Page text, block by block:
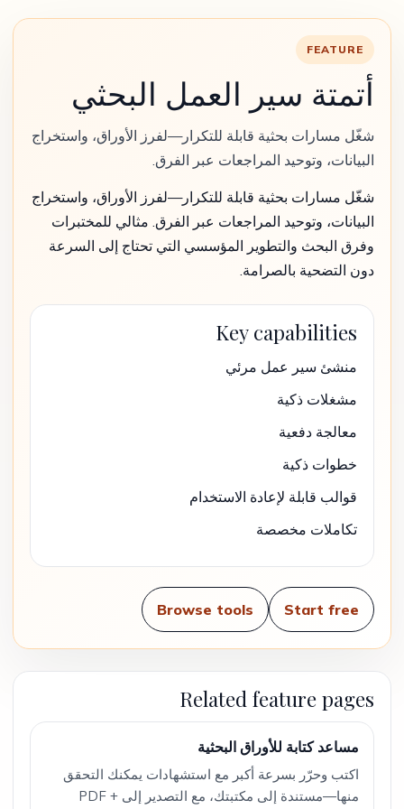
FEATURE
أتمتة سير العمل البحثي
شغّل مسارات بحثية قابلة للتكرار—لفرز الأوراق، واستخراج
البيانات، وتوحيد المراجعات عبر الفرق.
شغّل مسارات بحثية قابلة للتكرار—لفرز الأوراق، واستخراج
البيانات، وتوحيد المراجعات عبر الفرق. مثالي للمختبرات
وفرق البحث والتطوير المؤسسي التي تحتاج إلى السرعة
دون التضحية بالصرامة.
Key capabilities
منشئ سير عمل مرئي
مشغلات ذكية
معالجة دفعية
خطوات ذكية
قوالب قابلة لإعادة الاستخدام
تكاملات مخصصة
Start free
Browse tools
Related feature pages
مساعد كتابة للأوراق البحثية
اكتب وحرّر بسرعة أكبر مع استشهادات يمكنك التحقق
منها—مستندة إلى مكتبتك، مع التصدير إلى PDF +